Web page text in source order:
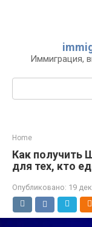
Иммиграция,
Home
Как получить
для тех, кто
Опубликовано: 19